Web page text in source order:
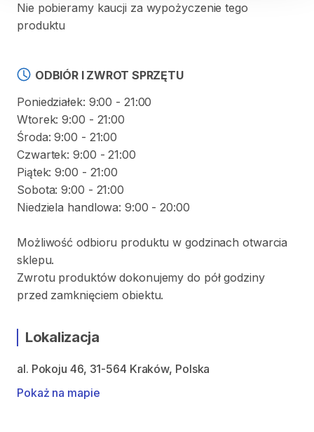
Nie pobieramy kaucji za wypożyczenie tego
produktu
ODBIÓR I ZWROT SPRZĘTU
Poniedziałek: 9:00 - 21:00
Wtorek: 9:00 - 21:00
Środa: 9:00 - 21:00
Czwartek: 9:00 - 21:00
Piątek: 9:00 - 21:00
Sobota: 9:00 - 21:00
Niedziela handlowa: 9:00 - 20:00
Możliwość odbioru produktu w godzinach otwarcia
sklepu.
Zwrotu produktów dokonujemy do pół godziny
przed zamknięciem obiektu.
Lokalizacja
al. Pokoju 46, 31-564 Kraków, Polska
Pokaż na mapie